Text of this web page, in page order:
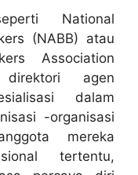
National
(NABB) atau
Association
agen
dalam
-organisasi
mereka
tertentu,